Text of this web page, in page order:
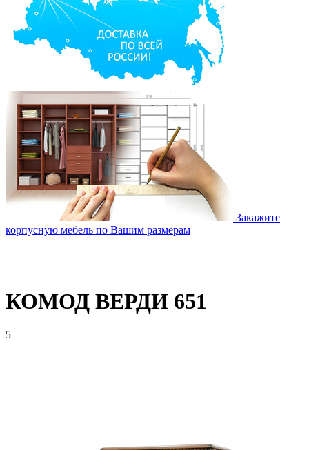
Закажите
корпусную мебель по Вашим размерам
КОМОД ВЕРДИ 651
5